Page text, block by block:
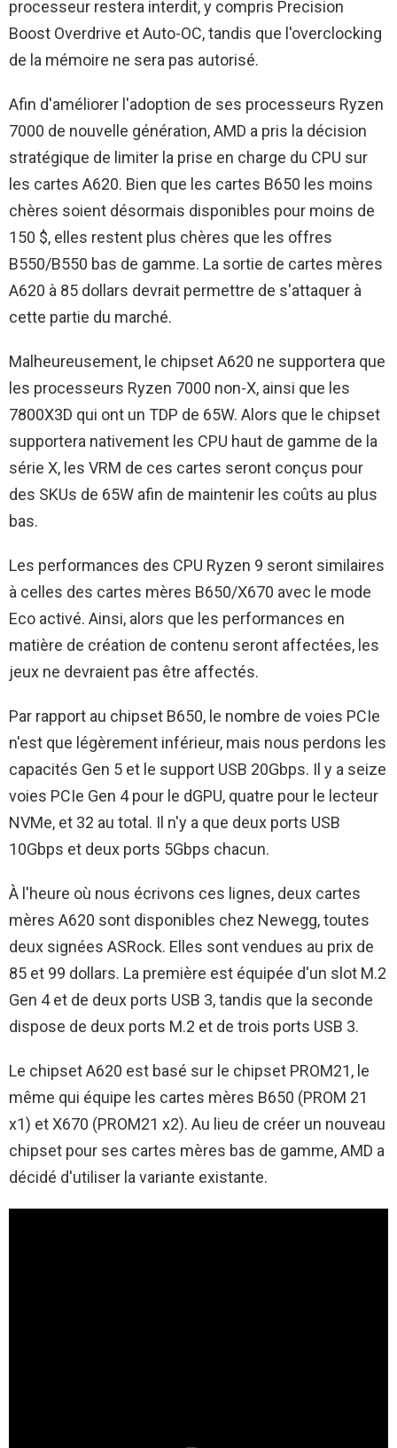
processeur restera interdit, y compris Precision
Boost Overdrive et Auto-OC, tandis que l'overclocking
de la mémoire ne sera pas autorisé.
Afin d'améliorer l'adoption de ses processeurs Ryzen
7000 de nouvelle génération, AMD a pris la décision
stratégique de limiter la prise en charge du CPU sur
les cartes A620. Bien que les cartes B650 les moins
chères soient désormais disponibles pour moins de
150 $, elles restent plus chères que les offres
B550/B550 bas de gamme. La sortie de cartes mères
A620 à 85 dollars devrait permettre de s'attaquer à
cette partie du marché.
Malheureusement, le chipset A620 ne supportera que
les processeurs Ryzen 7000 non-X, ainsi que les
7800X3D qui ont un TDP de 65W. Alors que le chipset
supportera nativement les CPU haut de gamme de la
série X, les VRM de ces cartes seront conçus pour
des SKUs de 65W afin de maintenir les coûts au plus
bas.
Les performances des CPU Ryzen 9 seront similaires
à celles des cartes mères B650/X670 avec le mode
Eco activé. Ainsi, alors que les performances en
matière de création de contenu seront affectées, les
jeux ne devraient pas être affectés.
Par rapport au chipset B650, le nombre de voies PCIe
n'est que légèrement inférieur, mais nous perdons les
capacités Gen 5 et le support USB 20Gbps. Il y a seize
voies PCIe Gen 4 pour le dGPU, quatre pour le lecteur
NVMe, et 32 au total. Il n'y a que deux ports USB
10Gbps et deux ports 5Gbps chacun.
À l'heure où nous écrivons ces lignes, deux cartes
mères A620 sont disponibles chez Newegg, toutes
deux signées ASRock. Elles sont vendues au prix de
85 et 99 dollars. La première est équipée d'un slot M.2
Gen 4 et de deux ports USB 3, tandis que la seconde
dispose de deux ports M.2 et de trois ports USB 3.
Le chipset A620 est basé sur le chipset PROM21, le
même qui équipe les cartes mères B650 (PROM 21
x1) et X670 (PROM21 x2). Au lieu de créer un nouveau
chipset pour ses cartes mères bas de gamme, AMD a
décidé d'utiliser la variante existante.